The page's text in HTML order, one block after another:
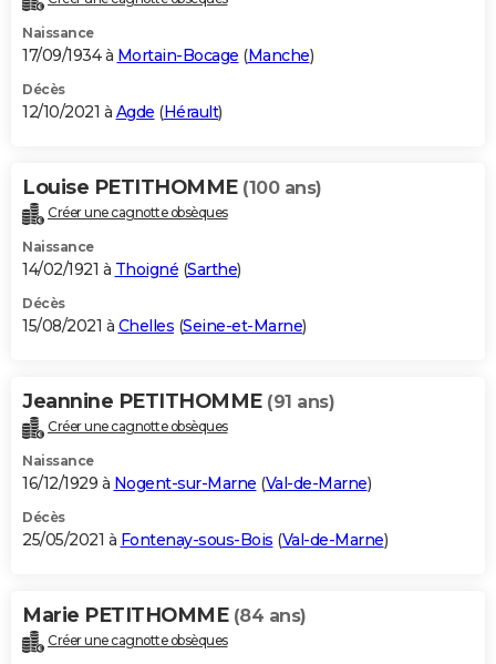
Naissance
17/09/1934 à Mortain-Bocage (Manche)
Décès
12/10/2021 à Agde (Hérault)
Louise PETITHOMME (100 ans)
Créer une cagnotte obsèques
Naissance
14/02/1921 à Thoigné (Sarthe)
Décès
15/08/2021 à Chelles (Seine-et-Marne)
Jeannine PETITHOMME (91 ans)
Créer une cagnotte obsèques
Naissance
16/12/1929 à Nogent-sur-Marne (Val-de-Marne)
Décès
25/05/2021 à Fontenay-sous-Bois (Val-de-Marne)
Marie PETITHOMME (84 ans)
Créer une cagnotte obsèques